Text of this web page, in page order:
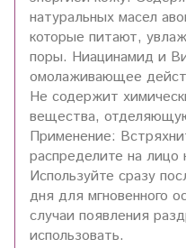
натуральных масел
которые питают,
поры. Ниацинамид и
омолаживающее
Не содержит
вещества,
Применение:
распределите на лицо
Используйте сразу
дня для мгновенного
случаи появления
использовать.